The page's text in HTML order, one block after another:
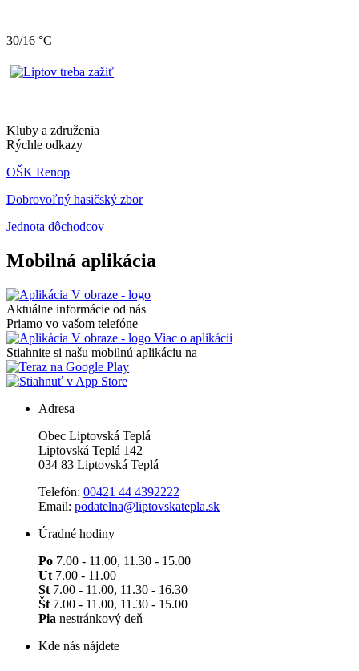
30/16 °C
Kluby a združenia
Rýchle odkazy
OŠK Renop
Dobrovoľný hasičský zbor
Jednota dôchodcov
Mobilná aplikácia
Aktuálne informácie od nás
Priamo vo vašom telefóne
Viac o aplikácii
Stiahnite si našu mobilnú aplikáciu na
Adresa
Obec Liptovská Teplá
Liptovská Teplá 142
034 83 Liptovská Teplá
Telefón: 00421 44 4392222
Email: podatelna@liptovskatepla.sk
Úradné hodiny
Po 7.00 - 11.00, 11.30 - 15.00
Ut 7.00 - 11.00
St 7.00 - 11.00, 11.30 - 16.30
Št 7.00 - 11.00, 11.30 - 15.00
Pia nestránkový deň
Kde nás nájdete